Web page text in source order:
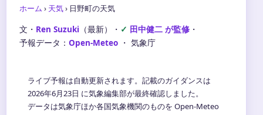
ホーム › 天気› 日野町の天気
文・ Ren Suzuki （最新） ・ 田中健二 が監修 ・
予報データ： Open-Meteo ・ 気象庁
ライブ予報は自動更新されます。記載のガイダンスは
2026年6月23日 に気象編集部が最終確認しました。
データは気象庁ほか各国気象機関のものを Open-Meteo